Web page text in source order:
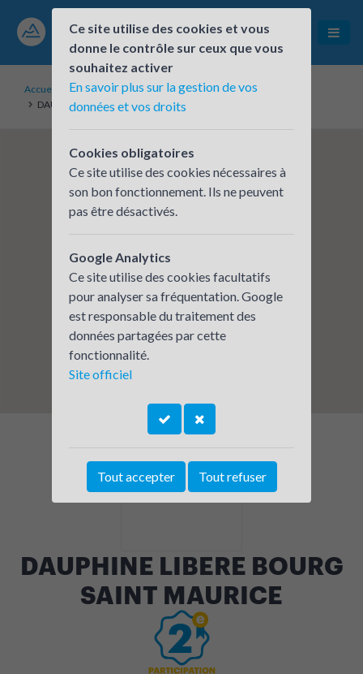
Accueil
Établissements inscrits
DAUPHINE LIBERE BOURG SAINT MAURICE
DAUPHINE LIBERE BOURG
SAINT MAURICE
Ce site utilise des cookies et vous
donne le contrôle sur ceux que vous
souhaitez activer
En savoir plus sur la gestion de vos
données et vos droits
Cookies obligatoires
Ce site utilise des cookies nécessaires à
son bon fonctionnement. Ils ne peuvent
pas être désactivés.
Google Analytics
Ce site utilise des cookies facultatifs
pour analyser sa fréquentation. Google
est responsable du traitement des
données partagées par cette
fonctionnalité.
Site officiel
Tout accepter Tout refuser